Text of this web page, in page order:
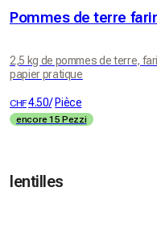
Pommes de terre
2,5 kg de pommes de terre,
papier pratique
CHF4.50/ Pièce
encore 15 Pezzi
lentilles